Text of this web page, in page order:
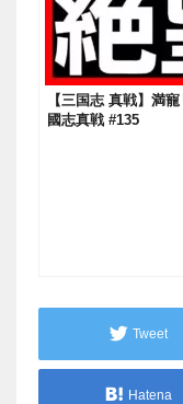
【三国志 真戦】満
國志真戦 #135
Tweet
Hatena